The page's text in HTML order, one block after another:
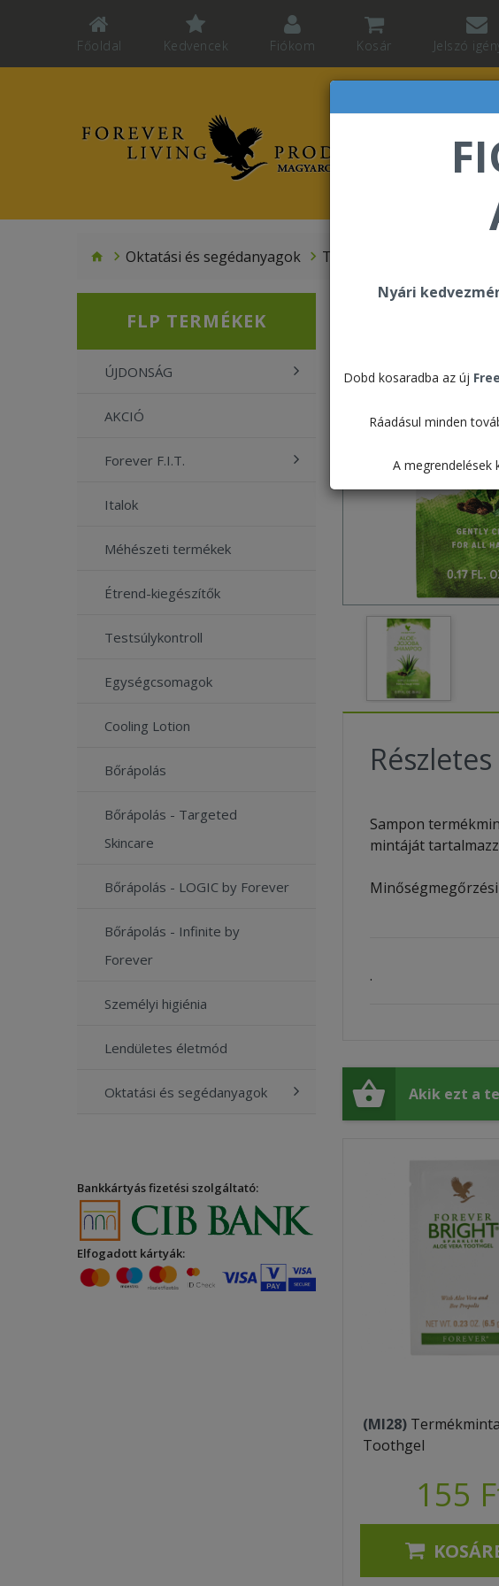
Nyári
Dobd kosaradba az új
Ráadásul minden
A megrendelések
Főoldal Kedvencek Fiókom Kosár Jelszó
Oktatási és segédanyagok Termékminták
FLP TERMÉKEK
ÚJDONSÁG
AKCIÓ
Forever F.I.T.
Italok
Méhészeti termékek
Étrend-kiegészítők
Testsúlykontroll
Egységcsomagok
Cooling Lotion
Bőrápolás
Bőrápolás - Targeted
Skincare
Bőrápolás - LOGIC by Forever
Bőrápolás - Infinite by
Forever
Személyi higiénia
Lendületes életmód
Oktatási és segédanyagok
Bankkártyás fizetési szolgáltató:
Elfogadott kártyák:
Sampon
mintáját
.
Akik ezt a
(MI28)
Toothgel
155